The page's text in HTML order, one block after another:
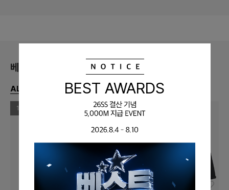
베스트
ALL 상의 하의 신발
1
좋아요 좋아요
BEST AWARDS